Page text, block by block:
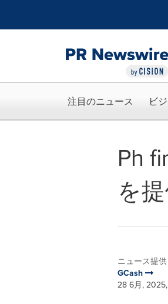
注目のニュース ビ
Ph
を
ニュース提供
GCash
28 6月,